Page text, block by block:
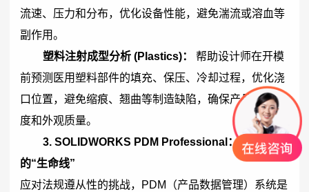
流速、压力和分布，优化设备性能，避免湍流或溶血等
副作用。
塑料注射成型分析 (Plastics)：
帮助设计师在开模
前预测医用塑料部件的填充、保压、冷却过程，优化浇
口位置，避免缩痕、翘曲等制造缺陷，确保产品尺寸精
度和外观质量。
3.SOLIDWORKS PDM Professional：构建合规
的“生命线”
应对法规遵从性的挑战，PDM（产品数据管理）系统是